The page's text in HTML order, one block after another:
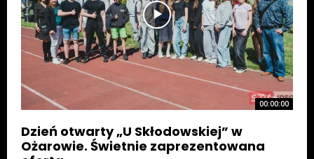
00:00:00
Dzień otwarty „U Skłodowskiej” w
Ożarowie. Świetnie zaprezentowana